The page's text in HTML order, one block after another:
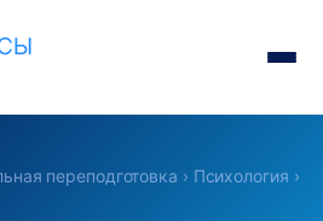
переподготовка › Психология ›